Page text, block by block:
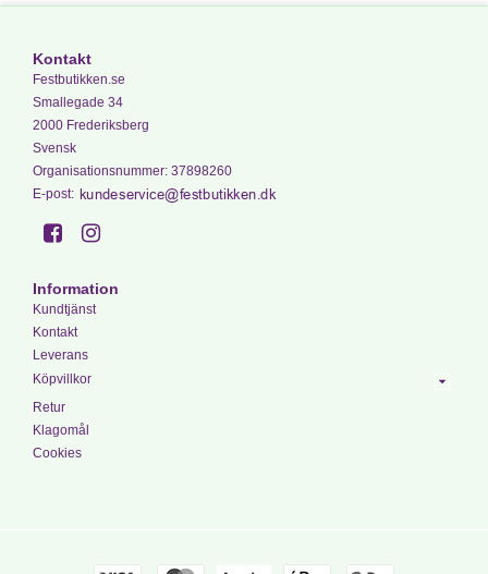
Kontakt
Festbutikken.se
Smallegade 34
2000 Frederiksberg
Svensk
Organisationsnummer: 37898260
E-post:
Information
Kundtjänst
Kontakt
Leverans
Köpvillkor
Retur
Klagomål
Cookies